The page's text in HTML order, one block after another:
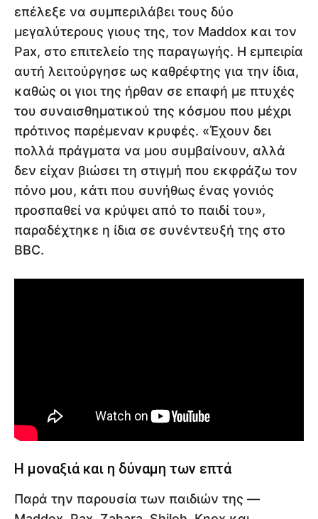
επέλεξε να συμπεριλάβει τους δύο
μεγαλύτερους γιους της, τον Maddox και τον
Pax, στο επιτελείο της παραγωγής. Η εμπειρία
αυτή λειτούργησε ως καθρέφτης για την ίδια,
καθώς οι γιοι της ήρθαν σε επαφή με πτυχές
του συναισθηματικού της κόσμου που μέχρι
πρότινος παρέμεναν κρυφές. «Έχουν δει
πολλά πράγματα να μου συμβαίνουν, αλλά
δεν είχαν βιώσει τη στιγμή που εκφράζω τον
πόνο μου, κάτι που συνήθως ένας γονιός
προσπαθεί να κρύψει από το παιδί του»,
παραδέχτηκε η ίδια σε συνέντευξή της στο
BBC.
Η μοναξιά και η δύναμη των επτά
Παρά την παρουσία των παιδιών της —